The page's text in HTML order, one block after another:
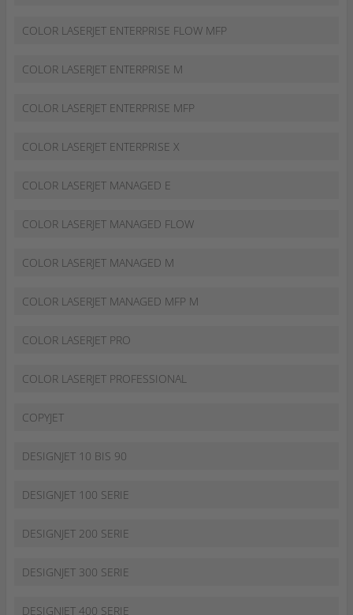
COLOR LASERJET ENTERPRISE FLOW MFP
COLOR LASERJET ENTERPRISE M
COLOR LASERJET ENTERPRISE MFP
COLOR LASERJET ENTERPRISE X
COLOR LASERJET MANAGED E
COLOR LASERJET MANAGED FLOW
COLOR LASERJET MANAGED M
COLOR LASERJET MANAGED MFP M
COLOR LASERJET PRO
COLOR LASERJET PROFESSIONAL
COPYJET
DESIGNJET 10 BIS 90
DESIGNJET 100 SERIE
DESIGNJET 200 SERIE
DESIGNJET 300 SERIE
DESIGNJET 400 SERIE